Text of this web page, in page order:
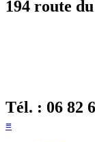
194 route
Tél. : 06 82
≡